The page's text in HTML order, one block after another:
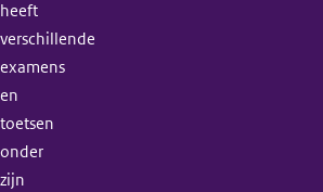
heeft
verschillende
examens
en
toetsen
onder
zijn